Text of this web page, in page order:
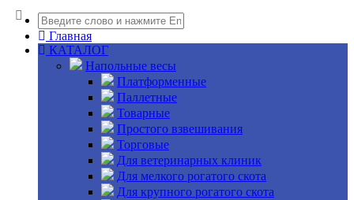
Главная
КАТАЛОГ
Напольные весы
Платформенные
Паллетные
Товарные
Простого взвешивания
Торговые
Для ветеринарных клиник
Для мелкого рогатого скота
Для крупного рогатого скота